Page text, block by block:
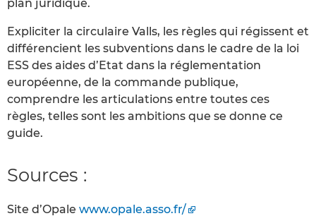
plan juridique.
Expliciter la circulaire Valls, les règles qui régissent et
différencient les subventions dans le cadre de la loi
ESS des aides d’Etat dans la réglementation
européenne, de la commande publique,
comprendre les articulations entre toutes ces
règles, telles sont les ambitions que se donne ce
guide.
Sources :
Site d’Opale www.opale.asso.fr/